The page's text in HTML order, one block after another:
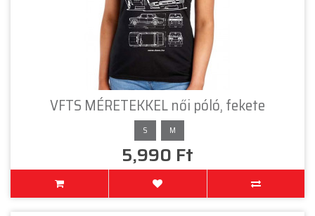
VFTS MÉRETEKKEL női póló, fekete
S M
5,990 Ft